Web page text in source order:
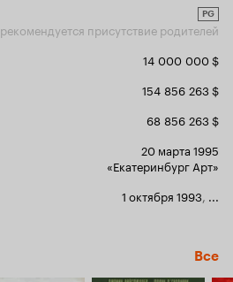
PG
рекомендуется присутствие родителей
14 000 000 $
154 856 263 $
68 856 263 $
20 марта 1995
«Екатеринбург Арт»
1 октября 1993
Все